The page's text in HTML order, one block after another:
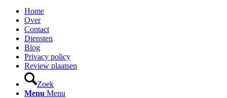
Home
Over
Contact
Diensten
Blog
Privacy policy
Review plaatsen
Zoek
Menu Menu